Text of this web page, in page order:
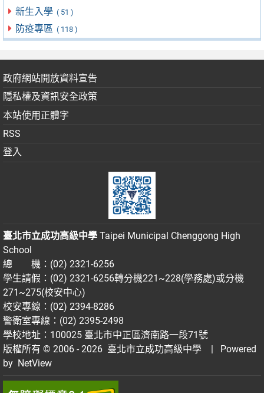
新生入學 ( 51 )
防疫專區 ( 118 )
政府網站開放資料宣告
隱私權及資訊安全政策
本站使用正體字
RSS
登入
臺北市立成功高級中學 Taipei Municipal Chenggong High
School
總 機：(02) 2321-6256
學生請假：(02) 2321-6256轉分機221~228(學務處)或分機
271~275(校安中心)
校安專線：(02) 2394-8286
警衛室專線：(02) 2395-2498
學校地址：100025 臺北市中正區濟南路一段71號
版權所有 © 2006 - 2026 臺北市立成功高級中學
| Powered
by NetView